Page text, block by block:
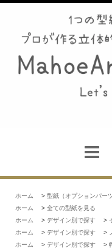
ホーム > 型紙（オプションパーツ
ホーム
> 全ての型紙を見る
ホーム
> デザイン別で探す >
ホーム
> デザイン別で探す >
ホーム
> デザイン別で探す >